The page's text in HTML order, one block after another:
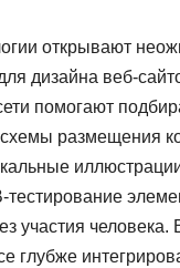
открывают
дизайна веб-
помогают
размещения
тестирование
участия человека.
глубже